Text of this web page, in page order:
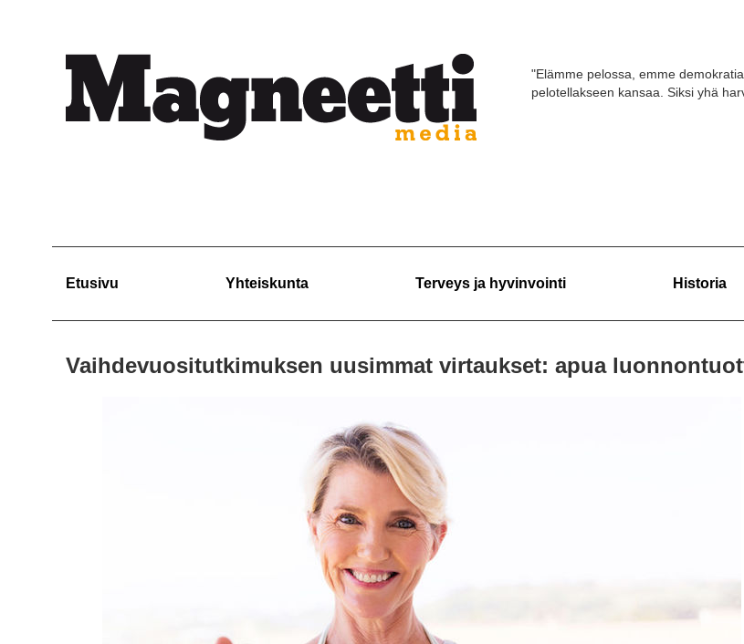
"Elämme pelossa, emme
pelotellakseen kansaa. Siksi yhä
Etusivu Yhteiskunta Terveys ja hyvinvointi Historia
Vaihdevuositutkimuksen uusimmat virtaukset: apua